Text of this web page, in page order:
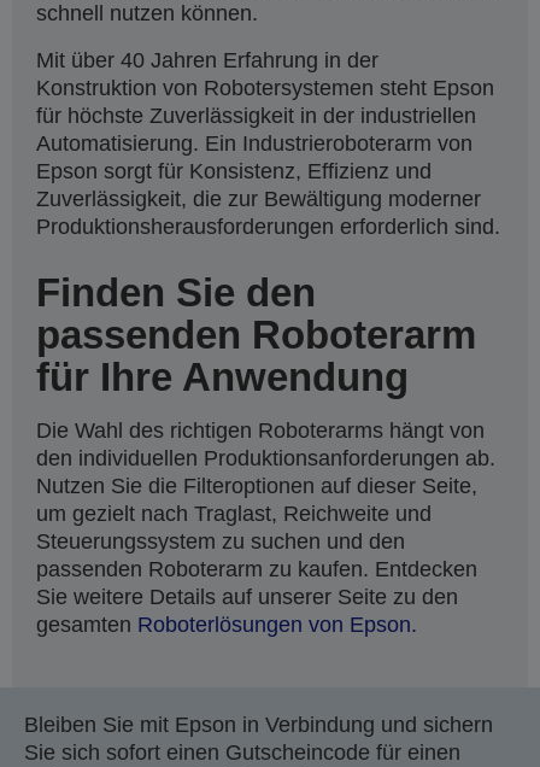
schnell nutzen können.
Mit über 40 Jahren Erfahrung in der
Konstruktion von Robotersystemen steht Epson
für höchste Zuverlässigkeit in der industriellen
Automatisierung. Ein Industrieroboterarm von
Epson sorgt für Konsistenz, Effizienz und
Zuverlässigkeit, die zur Bewältigung moderner
Produktionsherausforderungen erforderlich sind.
Finden Sie den
passenden Roboterarm
für Ihre Anwendung
Die Wahl des richtigen Roboterarms hängt von
den individuellen Produktionsanforderungen ab.
Nutzen Sie die Filteroptionen auf dieser Seite,
um gezielt nach Traglast, Reichweite und
Steuerungssystem zu suchen und den
passenden Roboterarm zu kaufen. Entdecken
Sie weitere Details auf unserer Seite zu den
gesamten Roboterlösungen von Epson.
Bleiben Sie mit Epson in Verbindung und sichern
Sie sich sofort einen Gutscheincode für einen